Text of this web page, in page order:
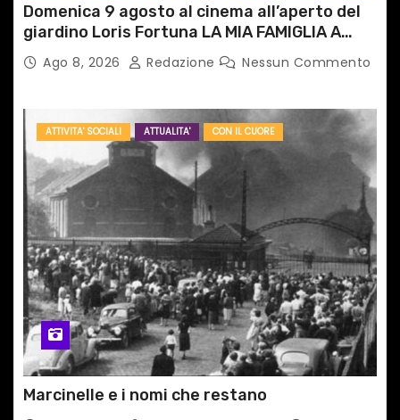
Domenica 9 agosto al cinema all’aperto del
giardino Loris Fortuna LA MIA FAMIGLIA A
TAIPEIAgo 8, 2026 Redazione Nessun Commento
ATTIVITA' SOCIALI ATTUALITA' CON IL CUORE
Marcinelle e i nomi che restano